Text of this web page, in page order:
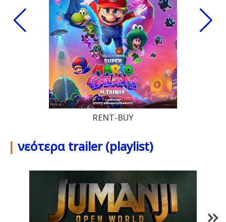
RENT-BUY
| νεότερα trailer (playlist)